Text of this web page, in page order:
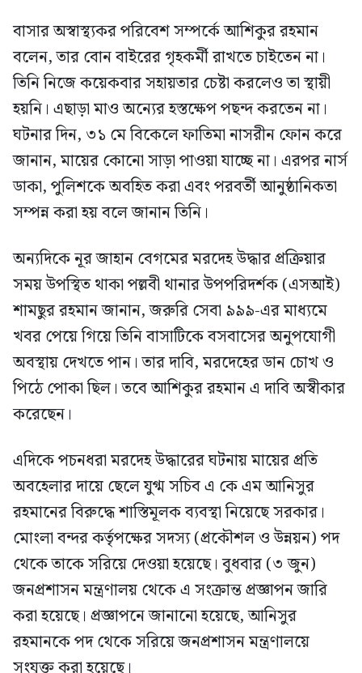
বাসার অস্বাস্থ্যকর পরিবেশ সম্পর্কে আশিকুর রহমান
বলেন, তার বোন বাইরের গৃহকর্মী রাখতে চাইতেন না।
তিনি নিজে কয়েকবার সহায়তার চেষ্টা করলেও তা স্থায়ী
হয়নি। এছাড়া মাও অন্যের হস্তক্ষেপ পছন্দ করতেন না।
ঘটনার দিন, ৩১ মে বিকেলে ফাতিমা নাসরীন ফোন করে
জানান, মায়ের কোনো সাড়া পাওয়া যাচ্ছে না। এরপর নার্স
ডাকা, পুলিশকে অবহিত করা এবং পরবর্তী আনুষ্ঠানিকতা
সম্পন্ন করা হয় বলে জানান তিনি।
অন্যদিকে নূর জাহান বেগমের মরদেহ উদ্ধার প্রক্রিয়ার
সময় উপস্থিত থাকা পল্লবী থানার উপপরিদর্শক (এসআই)
শামছুর রহমান জানান, জরুরি সেবা ৯৯৯-এর মাধ্যমে
খবর পেয়ে গিয়ে তিনি বাসাটিকে বসবাসের অনুপযোগী
অবস্থায় দেখতে পান। তার দাবি, মরদেহের ডান চোখ ও
পিঠে পোকা ছিল। তবে আশিকুর রহমান এ দাবি অস্বীকার
করেছেন।
এদিকে পচনধরা মরদেহ উদ্ধারের ঘটনায় মায়ের প্রতি
অবহেলার দায়ে ছেলে যুগ্ম সচিব এ কে এম আনিসুর
রহমানের বিরুদ্ধে শাস্তিমূলক ব্যবস্থা নিয়েছে সরকার।
মোংলা বন্দর কর্তৃপক্ষের সদস্য (প্রকৌশল ও উন্নয়ন) পদ
থেকে তাকে সরিয়ে দেওয়া হয়েছে। বুধবার (৩ জুন)
জনপ্রশাসন মন্ত্রণালয় থেকে এ সংক্রান্ত প্রজ্ঞাপন জারি
করা হয়েছে। প্রজ্ঞাপনে জানানো হয়েছে, আনিসুর
রহমানকে পদ থেকে সরিয়ে জনপ্রশাসন মন্ত্রণালয়ে